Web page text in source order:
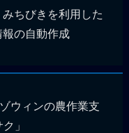
ちびきを利用した
の自動作成
ウィンの農作業支
」